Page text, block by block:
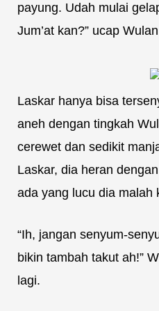
payung. Udah mulai
Jum’at kan?” ucap
Laskar hanya bisa
aneh dengan tingkah
cerewet dan sedikit
Laskar, dia heran
ada yang lucu dia malah
“Ih, jangan senyum-
bikin tambah takut ah!”
lagi.